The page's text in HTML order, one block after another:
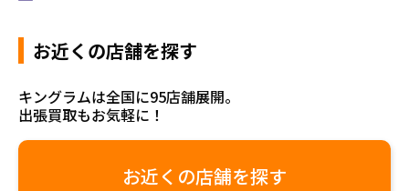
お近くの店舗を探す
キングラムは全国に95店舗展開。
出張買取もお気軽に！
お近くの店舗を探す